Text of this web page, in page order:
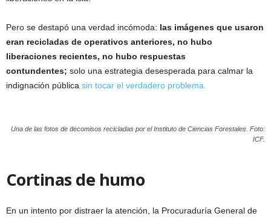
Pero se destapó una verdad incómoda: las imágenes que usaron
eran recicladas de operativos anteriores, no hubo
liberaciones recientes, no hubo respuestas
contundentes; solo una estrategia desesperada para calmar la
indignación pública sin tocar el verdadero problema.
Una de las fotos de decomisos recicladas por el Instituto de Ciencias Forestales. Foto:
ICF.
Cortinas de humo
En un intento por distraer la atención, la Procuraduría General de